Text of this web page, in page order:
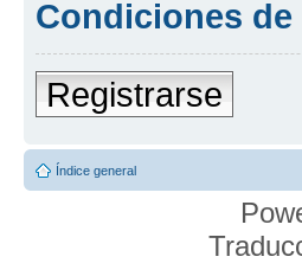
Condiciones de
Registrarse
Índice general